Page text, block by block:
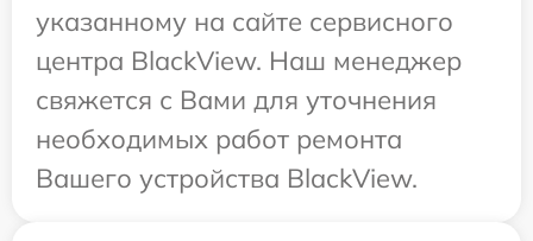
указанному на сайте сервисного
центра BlackView. Наш менеджер
свяжется с Вами для уточнения
необходимых работ ремонта
Вашего устройства BlackView.